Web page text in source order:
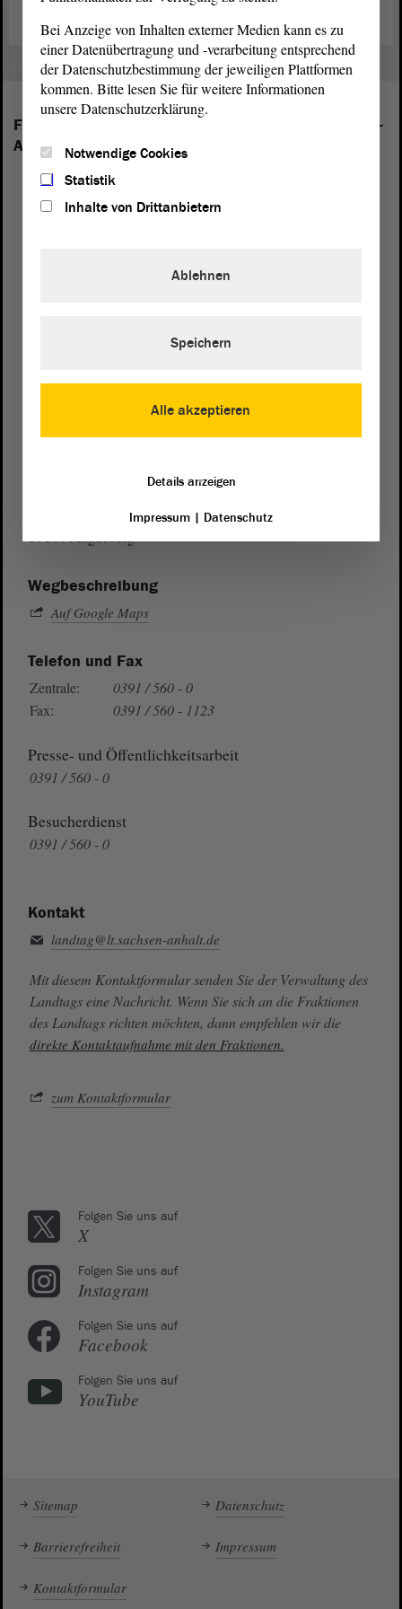
Folgende Fraktionen sind im Landtag von Sachsen-
Anhalt vertreten:
Wegbeschreibung
Auf Google Maps
Telefon und Fax
Zentrale:
0391 / 560 - 0
Fax:
0391 / 560 - 1123
Presse- und Öffentlichkeitsarbeit
0391 / 560 - 0
Besucherdienst
0391 / 560 - 0
Kontakt
landtag@lt.sachsen-anhalt.de
Mit diesem Kontaktformular senden Sie der Verwaltung des
Landtags eine Nachricht. Wenn Sie sich an die Fraktionen
des Landtags richten möchten, dann empfehlen wir die
direkte Kontaktaufnahme mit den Fraktionen.
zum Kontaktformular
Folgen Sie uns auf
X
Folgen Sie uns auf
Instagram
Folgen Sie uns auf
Facebook
Folgen Sie uns auf
YouTube
Sitemap Datenschutz
Barrierefreiheit Impressum
Kontaktformular
Bei Anzeige von Inhalten externer Medien kann es zu
einer Datenübertragung und -verarbeitung entsprechend
der Datenschutzbestimmung der jeweiligen Plattformen
kommen. Bitte lesen Sie für weitere Informationen
unsere Datenschutzerklärung.
Notwendige Cookies
Statistik
Inhalte von Drittanbietern
Alle akzeptieren
Ablehnen
Speichern
Details anzeigen
Impressum| Datenschutz